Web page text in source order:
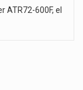
ATR72-600F, el